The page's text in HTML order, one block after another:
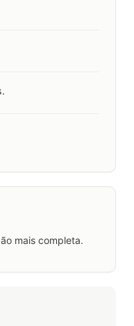
mais completa.